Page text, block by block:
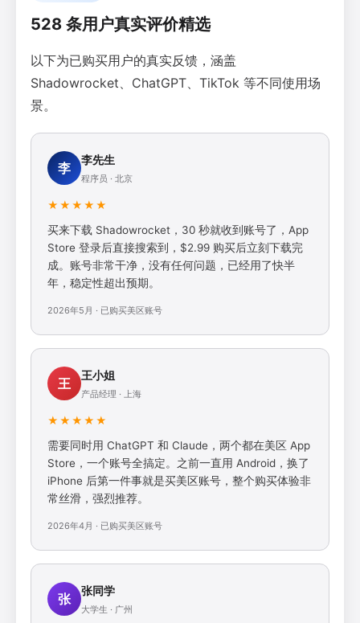
528 条用户真实评价精选
以下为已购买用户的真实反馈，涵盖
Shadowrocket、ChatGPT、TikTok 等不同使用场
景。
李
李先生
程序员 · 北京
★★★★★
买来下载 Shadowrocket，30 秒就收到账号了，App
Store 登录后直接搜索到，$2.99 购买后立刻下载完
成。账号非常干净，没有任何问题，已经用了快半
年，稳定性超出预期。
2026年5月 · 已购买美区账号
王
王小姐
产品经理 · 上海
★★★★★
需要同时用 ChatGPT 和 Claude，两个都在美区 App
Store，一个账号全搞定。之前一直用 Android，换了
iPhone 后第一件事就是买美区账号，整个购买体验非
常丝滑，强烈推荐。
2026年4月 · 已购买美区账号
张
张同学
大学生 · 广州